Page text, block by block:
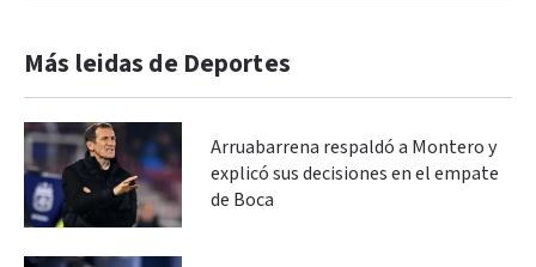
Más leidas de Deportes
Arruabarrena respaldó a Montero y
explicó sus decisiones en el empate
de Boca